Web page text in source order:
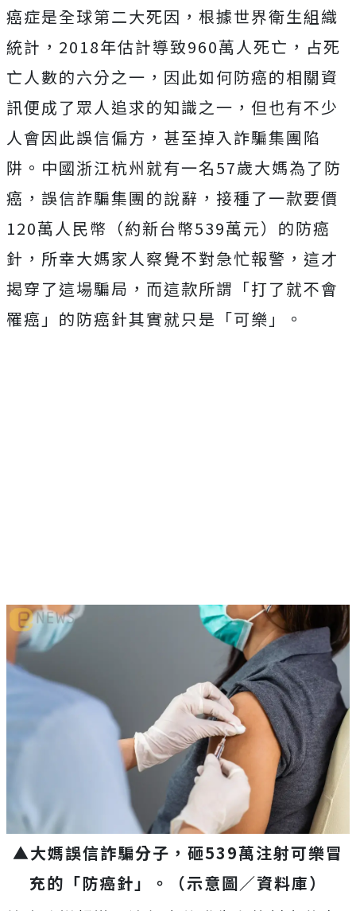
癌症是全球第二大死因，根據世界衛生組織
統計，2018年估計導致960萬人死亡，占死
亡人數的六分之一，因此如何防癌的相關資
訊便成了眾人追求的知識之一，但也有不少
人會因此誤信偏方，甚至掉入詐騙集團陷
阱。中國浙江杭州就有一名57歲大媽為了防
癌，誤信詐騙集團的說辭，接種了一款要價
120萬人民幣（約新台幣539萬元）的防癌
針，所幸大媽家人察覺不對急忙報警，這才
揭穿了這場騙局，而這款所謂「打了就不會
罹癌」的防癌針其實就只是「可樂」。
▲大媽誤信詐騙分子，砸539萬注射可樂冒
充的「防癌針」。（示意圖／資料庫）